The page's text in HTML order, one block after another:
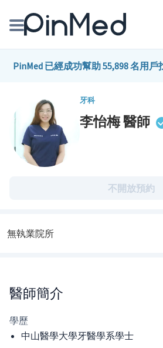
線上預約醫師、院所
健康主題館
PinMed 已經成功幫助 55,898 名用
牙科
李怡梅醫師
不開放預約
無執業院所
醫師簡介
學歷
中山醫學大學牙醫學系學士